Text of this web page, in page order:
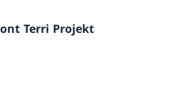
Terri Projekt